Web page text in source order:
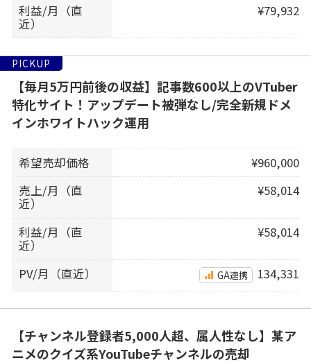
利益/月（直
近）
¥79,932
PICKUP
【毎月5万円前後の収益】記事数600以上のVTuber
特化サイト！アップデート被弾なし/完全新規ドメ
インホワイトハック運用
希望売却価格
¥960,000
売上/月（直
近）
¥58,014
利益/月（直
近）
¥58,014
PV/月（直近） GA連携 134,331
【チャンネル登録者5,000人超、属人性なし】某ア
ニメのクイズ系YouTubeチャンネルの売却